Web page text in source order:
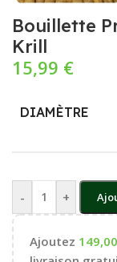
Bouillette
Krill
15,99 €
DIAMÈTRE
- +
Ajoutez 149,00